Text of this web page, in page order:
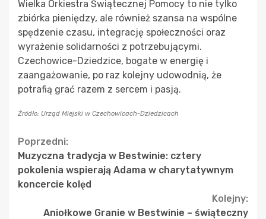
Wielka Orkiestra Świątecznej Pomocy to nie tylko
zbiórka pieniędzy, ale również szansa na wspólne
spędzenie czasu, integrację społeczności oraz
wyrażenie solidarności z potrzebującymi.
Czechowice-Dziedzice, bogate w energię i
zaangażowanie, po raz kolejny udowodnią, że
potrafią grać razem z sercem i pasją.
Źródło: Urząd Miejski w Czechowicach-Dziedzicach
Continue
Reading
Poprzedni:
Muzyczna tradycja w Bestwinie: cztery
pokolenia wspierają Adama w charytatywnym
koncercie kolęd
Kolejny:
Aniołkowe Granie w Bestwinie – świąteczny